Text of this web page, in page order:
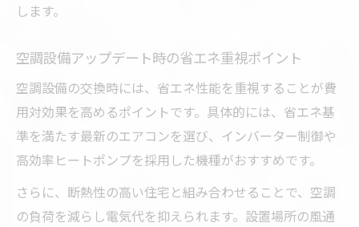
します。
空調設備アップデート時の省エネ重視ポイント
空調設備の交換時には、省エネ性能を重視することが費
用対効果を高めるポイントです。具体的には、省エネ基
準を満たす最新のエアコンを選び、インバーター制御や
高効率ヒートポンプを採用した機種がおすすめです。
さらに、断熱性の高い住宅と組み合わせることで、空調
の負荷を減らし電気代を抑えられます。設置場所の風通